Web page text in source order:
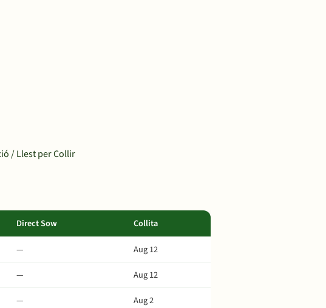
/ Llest per Collir
Direct Sow Collita
—
Aug 12
—
Aug 12
—
Aug 2